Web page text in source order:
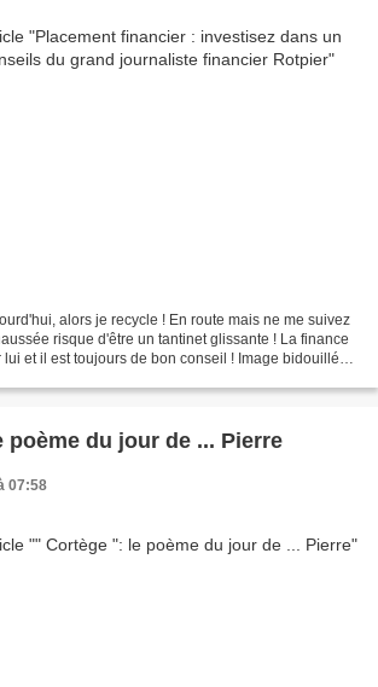
alors je recycle ! En route mais ne me suivez
risque d'être un tantinet glissante ! La finance
et il est toujours de bon conseil ! Image bidouillée
du jour de ... Pierre
07:58